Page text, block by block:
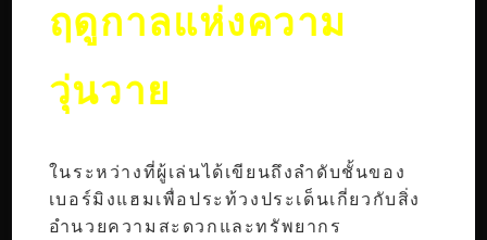
ฤดูกาลแห่งความ
วุ่นวาย
ในระหว่างที่ผู้เล่นได้เขียนถึงลำดับชั้นของ
เบอร์มิงแฮมเพื่อประท้วงประเด็นเกี่ยวกับสิ่ง
อำนวยความสะดวกและทรัพยากร